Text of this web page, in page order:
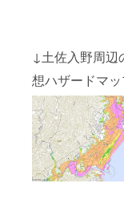
↓土佐入野周辺
想ハザードマ